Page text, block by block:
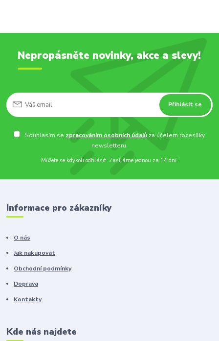
Nepropásněte novinky, akce a slevy!
Přihlásit se
Souhlasím se zpracováním osobních údajů za účelem rozesílky
newsletteru.
Můžete se kdykoli odhlásit. Zasíláme jednou za 14 dní.
Informace pro zákazníky
O nás
Jak nakupovat
Obchodní podmínky
Doprava
Kontakty
Kde nás najdete